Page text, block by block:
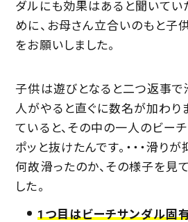
ダルにも効果はあると聞いてい
めに、お母さん立合いのもと子
をお願いしました。
子供は遊びとなると二つ返事で
人がやると直ぐに数名が加わり
ていると、その中の一人のビー
ポッと抜けたんです。・・・滑り
何故滑ったのか、その様子を見
した。
1つ目はビーチサンダル固